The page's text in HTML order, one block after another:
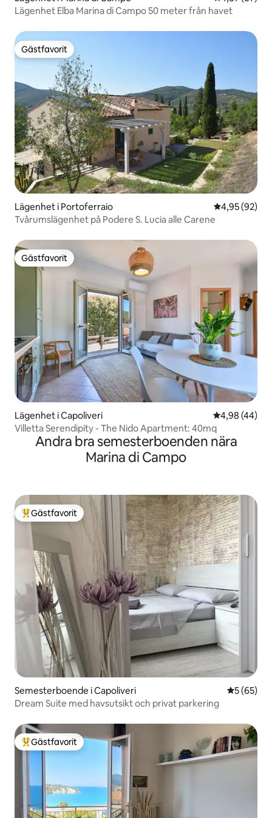
Lägenhet Elba Marina di Campo 50 meter från havet
Gästfavorit
Gästfavorit
Lägenhet i Portoferraio 4,95 av 5 i
4,95 (92)
Tvårumslägenhet på Podere S. Lucia alle Carene
Gästfavorit
Gästfavorit
Lägenhet i Capoliveri 4,98 av 5 i
4,98 (44)
Villetta Serendipity - The Nido Apartment: 40mq
Andra bra semesterboenden nära
Marina di Campo
Populär gästfavorit
Gästfavorit
Semesterboende i Capoliveri 5 av 5 i
5 (65)
Dream Suite med havsutsikt och privat parkering
Populär gästfavorit
Gästfavorit